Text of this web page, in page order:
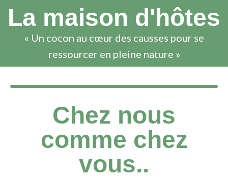
La maison d'hôtes
« Un cocon au cœur des causses pour se
ressourcer en pleine nature »
Chez nous
comme chez
vous..